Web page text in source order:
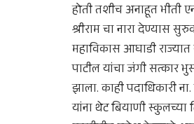
होती तशीच अनाहूत भीती
श्रीराम चा नारा देण्यास
महाविकास आघाडी
पाटील यांचा जंगी सत्कार
झाला. काही पदाधिकारी
यांना थेट बियाणी